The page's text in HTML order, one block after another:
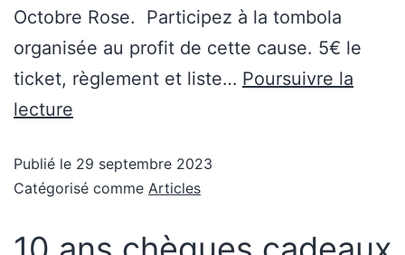
Octobre Rose. Participez à la tombola
organisée au profit de cette cause. 5€ le
ticket, règlement et liste… Poursuivre la
lecture
Publié le 29 septembre 2023
Catégorisé comme Articles